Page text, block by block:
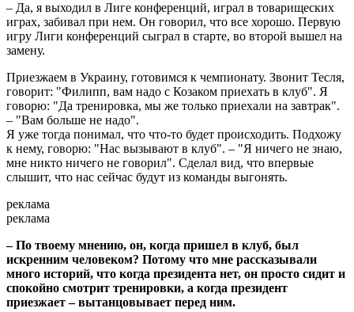
– Да, я выходил в Лиге конференций, играл в товарищеских
играх, забивал при нем. Он говорил, что все хорошо. Первую
игру Лиги конференций сыграл в старте, во второй вышел на
замену.
Приезжаем в Украину, готовимся к чемпионату. Звонит Тесля,
говорит: "Филипп, вам надо с Козаком приехать в клуб". Я
говорю: "Да тренировка, мы же только приехали на завтрак".
– "Вам больше не надо".
Я уже тогда понимал, что что-то будет происходить. Подхожу
к нему, говорю: "Нас вызывают в клуб". – "Я ничего не знаю,
мне никто ничего не говорил". Сделал вид, что впервые
слышит, что нас сейчас будут из команды выгонять.
реклама
реклама
– По твоему мнению, он, когда пришел в клуб, был
искренним человеком? Потому что мне рассказывали
много историй, что когда президента нет, он просто сидит и
спокойно смотрит тренировки, а когда президент
приезжает – вытанцовывает перед ним.